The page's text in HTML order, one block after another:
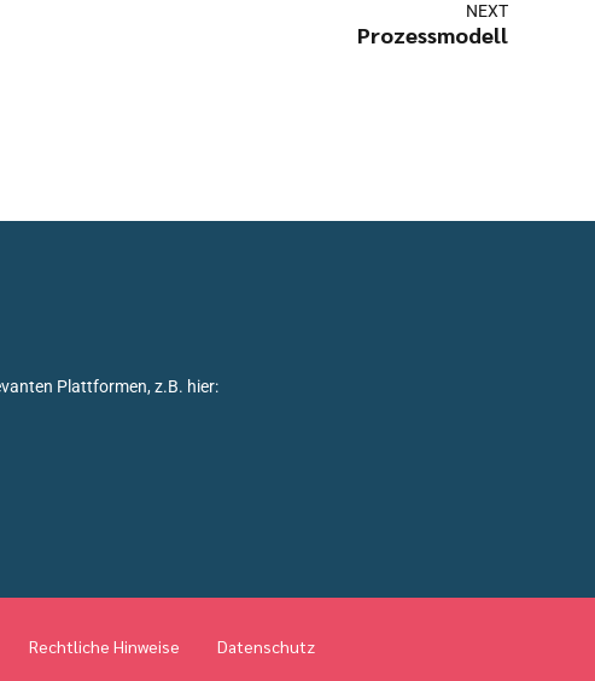
NEXT
Prozessmodell
Plattformen, z.B. hier:
Rechtliche Hinweise
Datenschutz